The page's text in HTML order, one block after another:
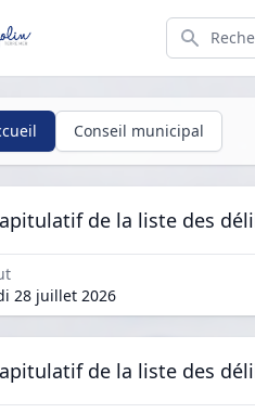
Search
Conseil municipal
de la liste des
28 juillet 2026
de la liste des